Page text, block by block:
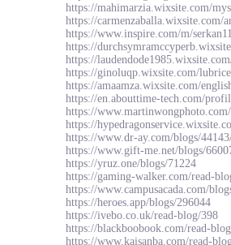
https://mahimarzia.wixsite.com/
https://carmenzaballa.wixsite.com/
https://www.inspire.com/m/
https://
https://
https://ginoluqp.wixsite.com/
https://amaamza.wixsite.com/
https://en.abouttime-tech.com/
https://
https://
https://www.dr-ay.com/blogs/
https://www.gift-me.net/blogs/
https://yruz.one/blogs/71224
https://gaming-walker.com/read-
https://www.campusacada.com/
https://heroes.app/blogs/296044
https://ivebo.co.uk/read-blog/398
https://blackboobook.com/read-
https://www.kaisanba.com/read-